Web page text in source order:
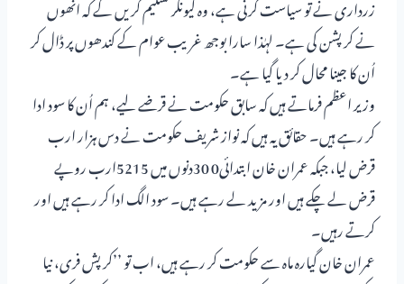
نے کرپشن کی ہے۔ لہٰذا سارا بوجھ غریب عوام کے کندھوں پر ڈال کر
اُن کا جینا محال کر دیا گیا ہے۔
وزیر اعظم فرماتے ہیں کہ سابق حکومت نے قرضے لیے، ہم اُن کا سود ادا
کر رہے ہیں۔ حقائق یہ ہیں کہ نواز شریف حکومت نے دس ہزار ارب
قرض لیا، جبکہ عمران خان ابتدائی0 30دنوں میں 5215ارب روپے
قرض لے چکے ہیں اور مزید لے رہے ہیں۔ سود الگ ادا کر رہے ہیں اور
کرتے رہیں۔
عمران خان گیارہ ماہ سے حکومت کر رہے ہیں، اب تو ’’کرپش فری، نیا